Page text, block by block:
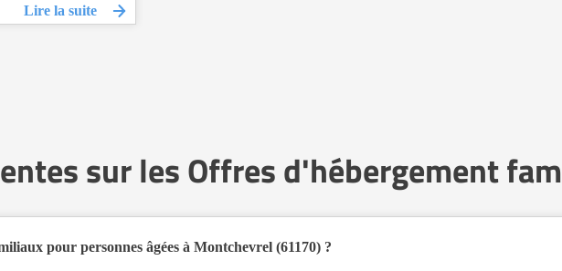
Lire la suite
sur les Offres d'hébergement
pour personnes âgées à Montchevrel (61170) ?